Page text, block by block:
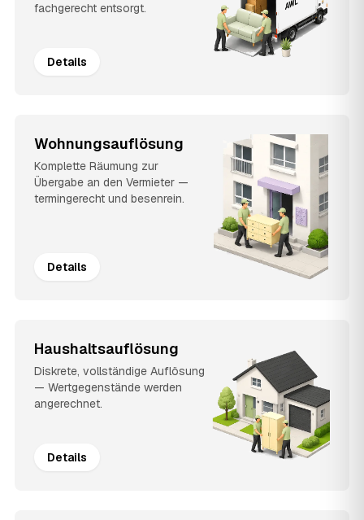
fachgerecht entsorgt.
Details
Wohnungsauflösung
Komplette Räumung zur
Übergabe an den Vermieter —
termingerecht und besenrein.
Details
Haushaltsauflösung
Diskrete, vollständige Auflösung
— Wertgegenstände werden
angerechnet.
Details